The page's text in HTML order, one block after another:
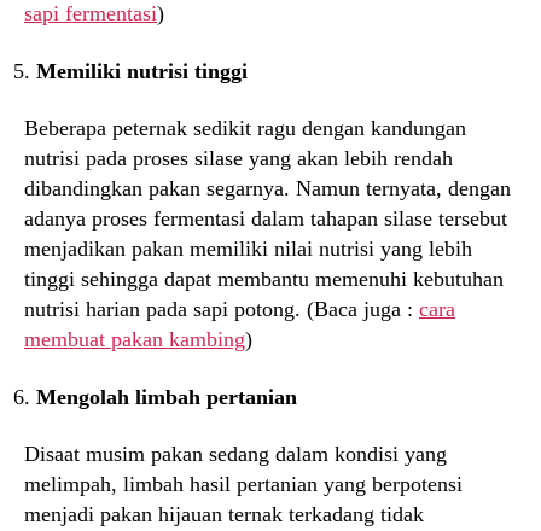
sapi fermentasi)
Memiliki nutrisi tinggi
Beberapa peternak sedikit ragu dengan kandungan
nutrisi pada proses silase yang akan lebih rendah
dibandingkan pakan segarnya. Namun ternyata, dengan
adanya proses fermentasi dalam tahapan silase tersebut
menjadikan pakan memiliki nilai nutrisi yang lebih
tinggi sehingga dapat membantu memenuhi kebutuhan
nutrisi harian pada sapi potong. (Baca juga : cara
membuat pakan kambing)
Mengolah limbah pertanian
Disaat musim pakan sedang dalam kondisi yang
melimpah, limbah hasil pertanian yang berpotensi
menjadi pakan hijauan ternak terkadang tidak